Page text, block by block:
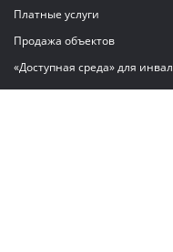
Платные услуги
Продажа объектов
«Доступная среда» для